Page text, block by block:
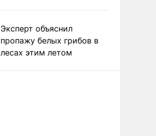
Эксперт объяснил
пропажу белых грибов в
лесах этим летом